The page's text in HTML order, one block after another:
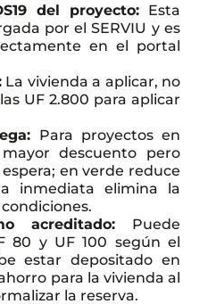
del proyecto: Esta
por el SERVIU y es
en el portal
La vivienda a aplicar, no
UF 2.800 para aplicar
Para proyectos en
descuento pero
en verde reduce
inmediata elimina la
acreditado: Puede
80 y UF 100 según el
estar depositado en
para la vivienda al
la reserva.